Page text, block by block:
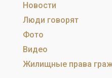
Новости
Люди говорят
Фото
Видео
Жилищные права